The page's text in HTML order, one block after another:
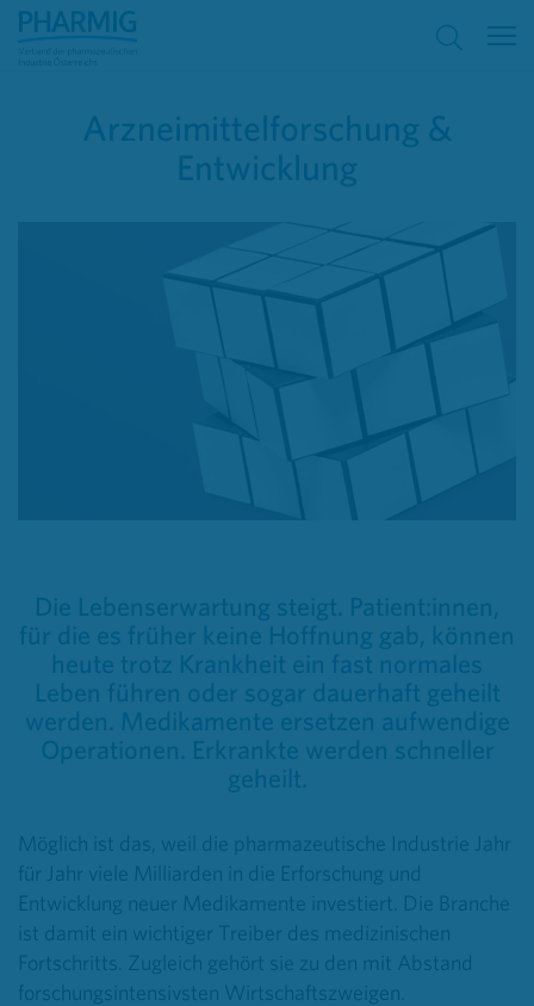
Arzneimittelforschung &
Entwicklung
Die Lebenserwartung steigt. Patient:innen,
für die es früher keine Hoffnung gab, können
heute trotz Krankheit ein fast normales
Leben führen oder sogar dauerhaft geheilt
werden. Medikamente ersetzen aufwendige
Operationen. Erkrankte werden schneller
geheilt.
Möglich ist das, weil die pharmazeutische Industrie Jahr
für Jahr viele Milliarden in die Erforschung und
Entwicklung neuer Medikamente investiert. Die Branche
ist damit ein wichtiger Treiber des medizinischen
Fortschritts. Zugleich gehört sie zu den mit Abstand
forschungsintensivsten Wirtschaftszweigen.